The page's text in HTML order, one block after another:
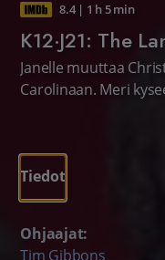
8.4| 1 h 5 min
K12·J21: The
Janelle muuttaa
Carolinaan. Meri
Tiedot
Ohjaajat: